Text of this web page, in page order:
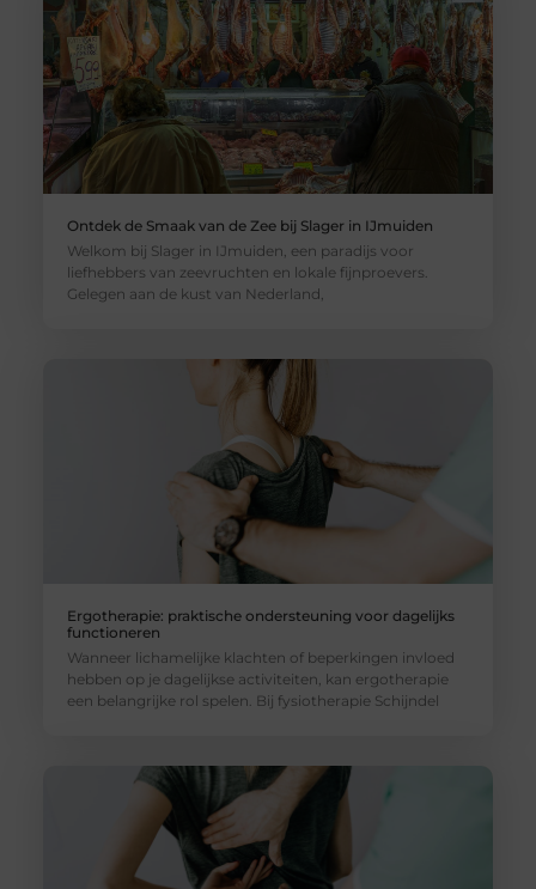
Ontdek de Smaak van de Zee bij Slager in IJmuiden
Welkom bij Slager in IJmuiden, een paradijs voor
liefhebbers van zeevruchten en lokale fijnproevers.
Gelegen aan de kust van Nederland,
Ergotherapie: praktische ondersteuning voor dagelijks
functioneren
Wanneer lichamelijke klachten of beperkingen invloed
hebben op je dagelijkse activiteiten, kan ergotherapie
een belangrijke rol spelen. Bij fysiotherapie Schijndel